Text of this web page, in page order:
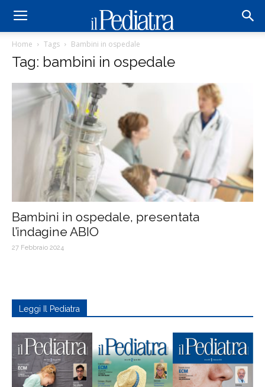
Home Tags Bambini in ospedale
Tag: bambini in ospedale
Bambini in ospedale, presentata
l’indagine ABIO
27 Febbraio 2024
Leggi Il Pediatra